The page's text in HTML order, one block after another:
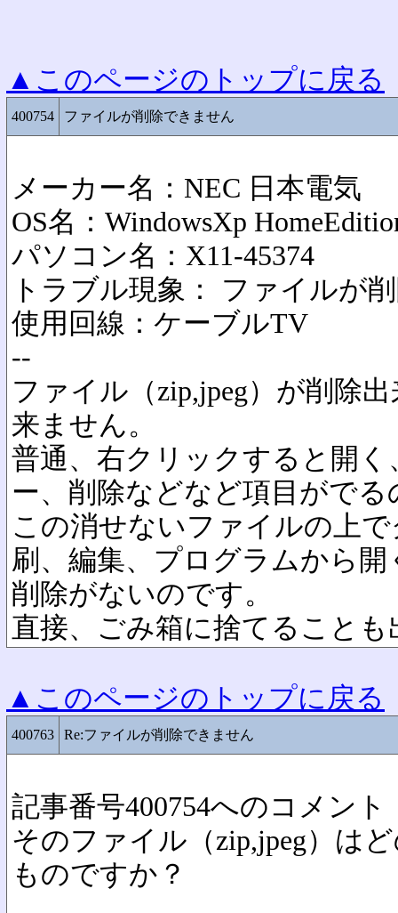
▲このページのトップに戻る
400754 ファイルが削除できません
メーカー名：NEC 日本電気
OS名：WindowsXp
パソコン名：X11-45374
トラブル現象： ファイルが
使用回線：ケーブルTV
--
ファイル（zip,jpeg）が削除
来ません。
普通、右クリックすると開
ー、削除などなど項目がでる
この消せないファイルの上
刷、編集、プログラムから
削除がないのです。
直接、ごみ箱に捨てることも
▲このページのトップに戻る
400763 Re:ファイルが削除できません
記事番号400754へのコメント
そのファイル（zip,jpeg）は
ものですか？